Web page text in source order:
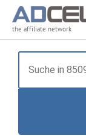
the affiliate network